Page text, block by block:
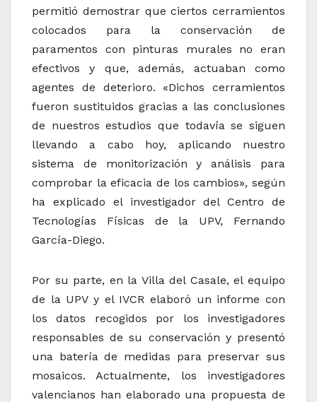
permitió demostrar que ciertos cerramientos
colocados para la conservación de
paramentos con pinturas murales no eran
efectivos y que, además, actuaban como
agentes de deterioro. «Dichos cerramientos
fueron sustituidos gracias a las conclusiones
de nuestros estudios que todavía se siguen
llevando a cabo hoy, aplicando nuestro
sistema de monitorización y análisis para
comprobar la eficacia de los cambios», según
ha explicado el investigador del Centro de
Tecnologías Físicas de la UPV, Fernando
García-Diego.
Por su parte, en la Villa del Casale, el equipo
de la UPV y el IVCR elaboró un informe con
los datos recogidos por los investigadores
responsables de su conservación y presentó
una batería de medidas para preservar sus
mosaicos. Actualmente, los investigadores
valencianos han elaborado una propuesta de